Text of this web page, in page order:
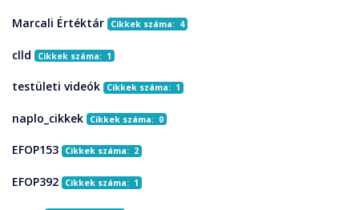
Marcali Értéktár Cikkek száma: 4
clld Cikkek száma: 1
testületi videók Cikkek száma: 1
naplo_cikkek Cikkek száma: 0
EFOP153 Cikkek száma: 2
EFOP392 Cikkek száma: 1